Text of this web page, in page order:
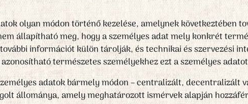
olyan módon történő kezelése, amelynek következtében
állapítható meg, hogy a személyes adat mely konkrét
információt külön tárolják, és technikai és szervezési
természetes személyekhez ezt a személyes
adatok bármely módon – centralizált, decentralizált
állománya, amely meghatározott ismérvek alapján